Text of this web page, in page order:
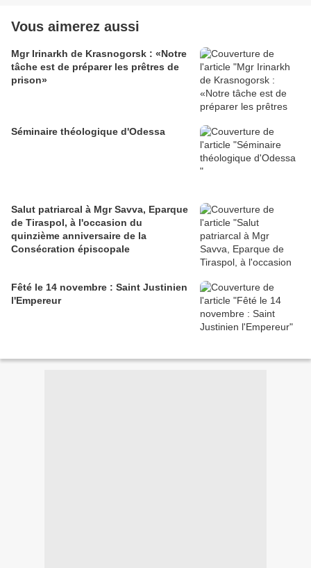
Vous aimerez aussi
Mgr Irinarkh de Krasnogorsk : «Notre
tâche est de préparer les prêtres de
prison»
Séminaire théologique d'Odessa
Salut patriarcal à Mgr Savva, Eparque
de Tiraspol, à l'occasion du
quinzième anniversaire de la
Consécration épiscopale
Fêté le 14 novembre : Saint Justinien
l'Empereur